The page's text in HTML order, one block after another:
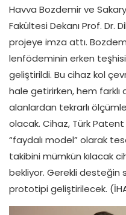
Havva Bozdemir ve
Fakültesi Dekanı Prof. Dr.
projeye imza attı.
lenfödeminin erken
geliştirildi. Bu cihaz kol
hale getirirken, hem farklı
alanlardan tekrarlı
olacak. Cihaz, Türk
“faydalı model” olarak
takibini mümkün kılacak
bekliyor. Gerekli desteğin
prototipi geliştirilecek.